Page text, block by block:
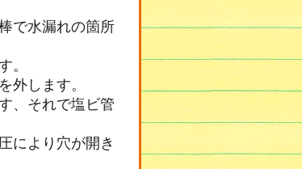
で水漏れの箇所
。
外します。
、それで塩ビ管
により穴が開き